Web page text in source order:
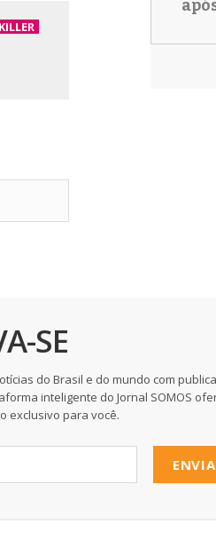
SE
do Brasil e do mundo com
inteligente do Jornal SOMOS
exclusivo para você.